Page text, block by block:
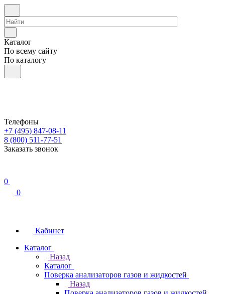
Каталог
По всему сайту
По каталогу
Телефоны
+7 (495) 847-08-11
8 (800) 511-77-51
Заказать звонок
0
0
Кабинет
Каталог
Назад
Каталог
Поверка анализаторов газов и жидкостей
Назад